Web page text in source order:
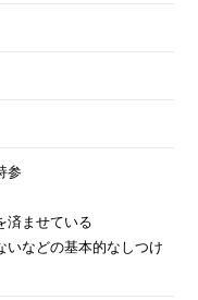
参
済ませている
などの基本的なしつけ